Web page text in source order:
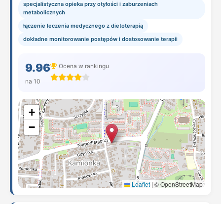
specjalistyczna opieka przy otyłości i zaburzeniach
metabolicznych
łączenie leczenia medycznego z dietoterapią
dokładne monitorowanie postępów i dostosowanie terapii
9.96
na 10
Ocena w rankingu
+
−
Leaflet |© OpenStreetMap